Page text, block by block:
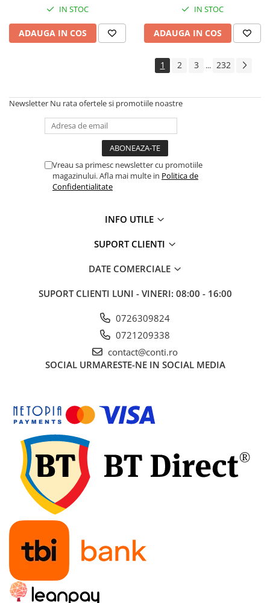
Parapeti rutieri
Arzatoare izolatii cu gaz
Scule si unelte
Ciocane rotopercutoare
Fierastraie electrice
Masini de frezat
Masini de gaurit si insurubat
Masini de insurubat cu impact
Masini de legat fier-beton
Accesorii scule electrice
Truse de scule universale
Scule prelucrare placi ceramice
Generatoare de curent
Generatoare digitale/Inverter
Generatoare uz general
Generatoare de curent continuu
Generatoare insonorizate
Generatoare pentru sudura
Automatizari generatoare
Incarcatoare portabile
Statii de incarcare portabile
Statii de incarcare de mare putere
Baterii LiFePO4 (litiu-fosfat de fier)
IN STOC
ADAUGA IN COS
IN STOC
ADAUGA IN COS
1 2 3 ... 232
Newsletter Nu rata ofertele si promotiile noastre
Vreau sa primesc newsletter cu promotiile
magazinului. Afla mai multe in Politica de
Confidentialitate
INFO UTILE
SUPORT CLIENTI
DATE COMERCIALE
SUPORT CLIENTI LUNI - VINERI: 08:00 - 16:00
0726309824
0721209338
contact@conti.ro
SOCIAL URMARESTE-NE IN SOCIAL MEDIA